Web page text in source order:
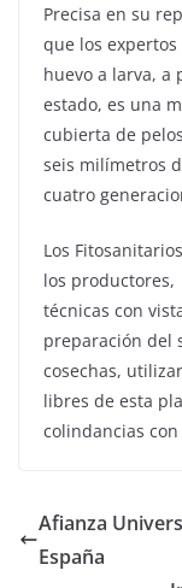
Precisa en su
que los
huevo a larva, a
estado, es una
cubierta de
seis milímetros
cuatro
Los
los
técnicas con
preparación del
cosechas,
libres de esta
colindancias
Afianza
España